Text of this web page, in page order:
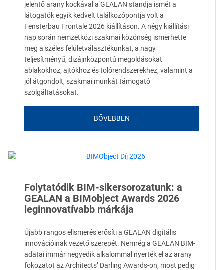
jelentő arany kockával a GEALAN standja ismét a
látogatók egyik kedvelt találkozópontja volt a
Fensterbau Frontale 2026 kiállításon. A négy kiállítási
nap során nemzetközi szakmai közönség ismerhette
meg a széles felületválasztékunkat, a nagy
teljesítményű, dizájnközpontú megoldásokat
ablakokhoz, ajtókhoz és tolórendszerekhez, valamint a
jól átgondolt, szakmai munkát támogató
szolgáltatásokat.
BŐVEBBEN
Folytatódik BIM-sikersorozatunk: a
GEALAN a BIMobject Awards 2026
leginnovatívabb márkája
Újabb rangos elismerés erősíti a GEALAN digitális
innovációinak vezető szerepét. Nemrég a GEALAN BIM-
adatai immár negyedik alkalommal nyerték el az arany
fokozatot az Architects’ Darling Awards-on, most pedig